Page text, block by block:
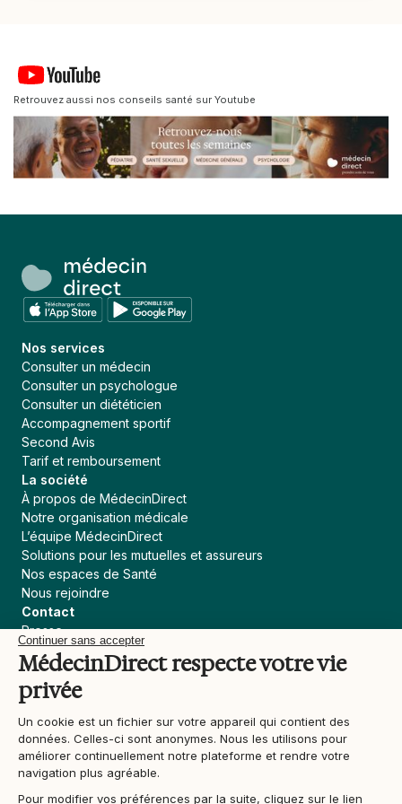
Retrouvez aussi nos conseils santé sur Youtube
Nos services
Consulter un médecin
Consulter un psychologue
Consulter un diététicien
Accompagnement sportif
Second Avis
Tarif et remboursement
La société
À propos de MédecinDirect
Notre organisation médicale
L’équipe MédecinDirect
Solutions pour les mutuelles et assureurs
Nos espaces de Santé
Nous rejoindre
Contact
Presse
Assureur, courtier
Collectivités
Devenir praticien MédecinDirect
Liens utiles
Blog
Actualités Santé
Contenu médical
Support
Conditions générales d'utilisation
Continuer sans accepter
MédecinDirect respecte votre vie
privée
Un cookie est un fichier sur votre appareil qui contient des
données. Celles-ci sont anonymes. Nous les utilisons pour
améliorer continuellement notre plateforme et rendre votre
navigation plus agréable.
Pour modifier vos préférences par la suite, cliquez sur le lien